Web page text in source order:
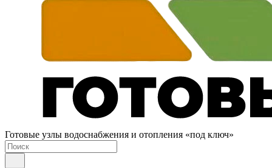
Готовые узлы водоснабжения и отопления «под ключ»